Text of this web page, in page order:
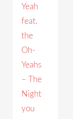
Yeah
feat.
the
Oh-
Yeahs
– The
Night
you